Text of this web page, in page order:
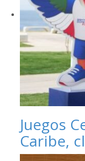
Juegos
Caribe,